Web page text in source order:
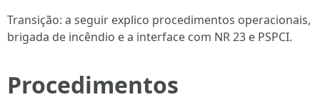
Transição: a seguir explico procedimentos operacionais,
brigada de incêndio e a interface com NR 23 e PSPCI.
Procedimentos